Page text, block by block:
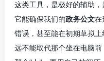
这类工具，是极好的辅助，
它能确保我们的政务公文在
错误，甚至能在初期草拟
远不能取代那个坐在电脑前